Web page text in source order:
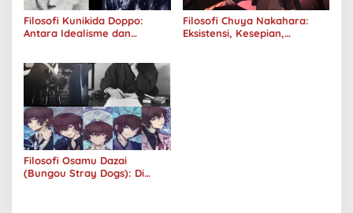
Filosofi Kunikida Doppo:
Antara Idealisme dan
Filosofi Chuya Nakahara:
Eksistensi, Kesepian,
Filosofi Osamu Dazai
(Bungou Stray Dogs): Di